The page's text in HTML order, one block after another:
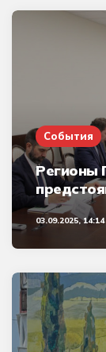
События
Регионы
03.09.2025, 14:14